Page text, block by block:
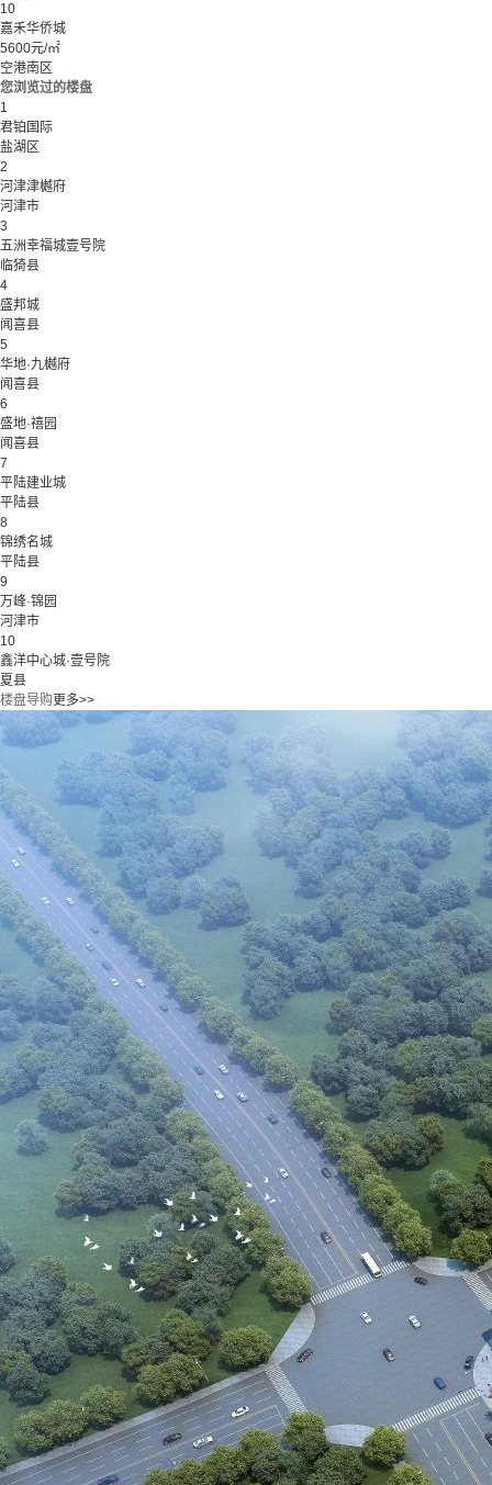
10
嘉禾华侨城
5600元/㎡
空港南区
您浏览过的楼盘
1
君铂国际
盐湖区
2
河津津樾府
河津市
3
五洲幸福城壹号院
临猗县
4
盛邦城
闻喜县
5
华地·九樾府
闻喜县
6
盛地·禧园
闻喜县
7
平陆建业城
平陆县
8
锦绣名城
平陆县
9
万峰·锦园
河津市
10
鑫洋中心城·壹号院
夏县
楼盘导购更多>>